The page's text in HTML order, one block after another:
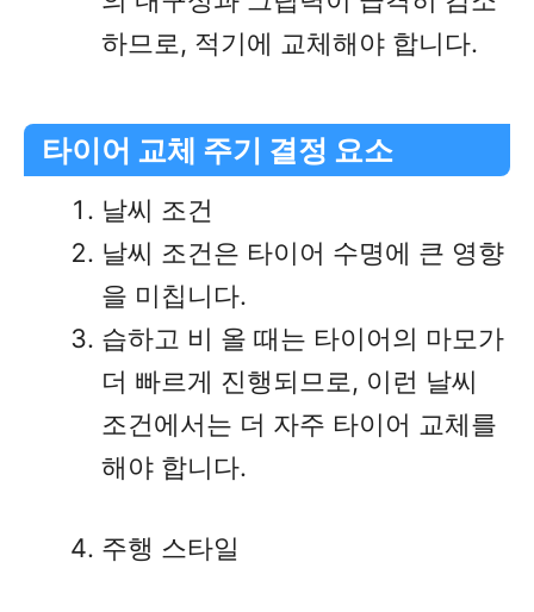
하므로, 적기에 교체해야 합니다.
타이어 교체 주기 결정 요소
날씨 조건
날씨 조건은 타이어 수명에 큰 영향
을 미칩니다.
습하고 비 올 때는 타이어의 마모가
더 빠르게 진행되므로, 이런 날씨
조건에서는 더 자주 타이어 교체를
해야 합니다.
주행 스타일